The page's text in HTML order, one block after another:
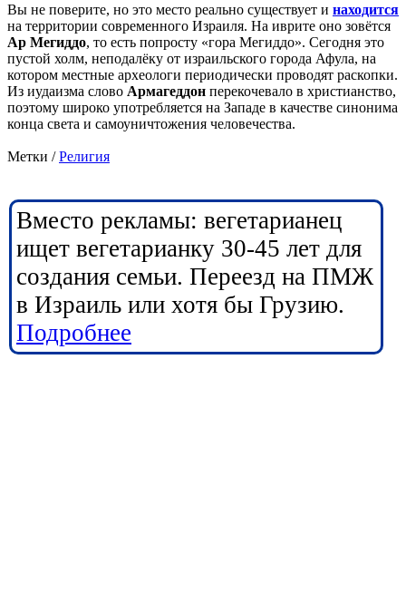
Вы не поверите, но это место реально существует и находится
на территории современного Израиля. На иврите оно зовётся
Ар Мегиддо, то есть попросту «гора Мегиддо». Сегодня это
пустой холм, неподалёку от израильского города Афула, на
котором местные археологи периодически проводят раскопки.
Из иудаизма слово Армагеддон перекочевало в христианство,
поэтому широко употребляется на Западе в качестве синонима
конца света и самоуничтожения человечества.
Метки /Религия
Вместо рекламы: вегетарианец
ищет вегетарианку 30-45 лет для
создания семьи. Переезд на ПМЖ
в Израиль или хотя бы Грузию.
Подробнее